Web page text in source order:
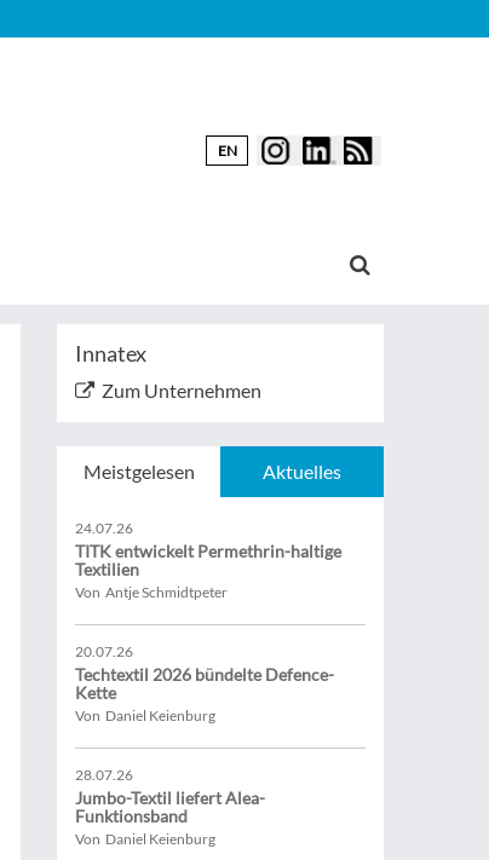
EN
Innatex
Zum Unternehmen
Meistgelesen Aktuelles
24.07.26
TITK entwickelt Permethrin-haltige
Textilien
Von Antje Schmidtpeter
20.07.26
Techtextil 2026 bündelte Defence-
Kette
Von Daniel Keienburg
28.07.26
Jumbo-Textil liefert Alea-
Funktionsband
Von Daniel Keienburg